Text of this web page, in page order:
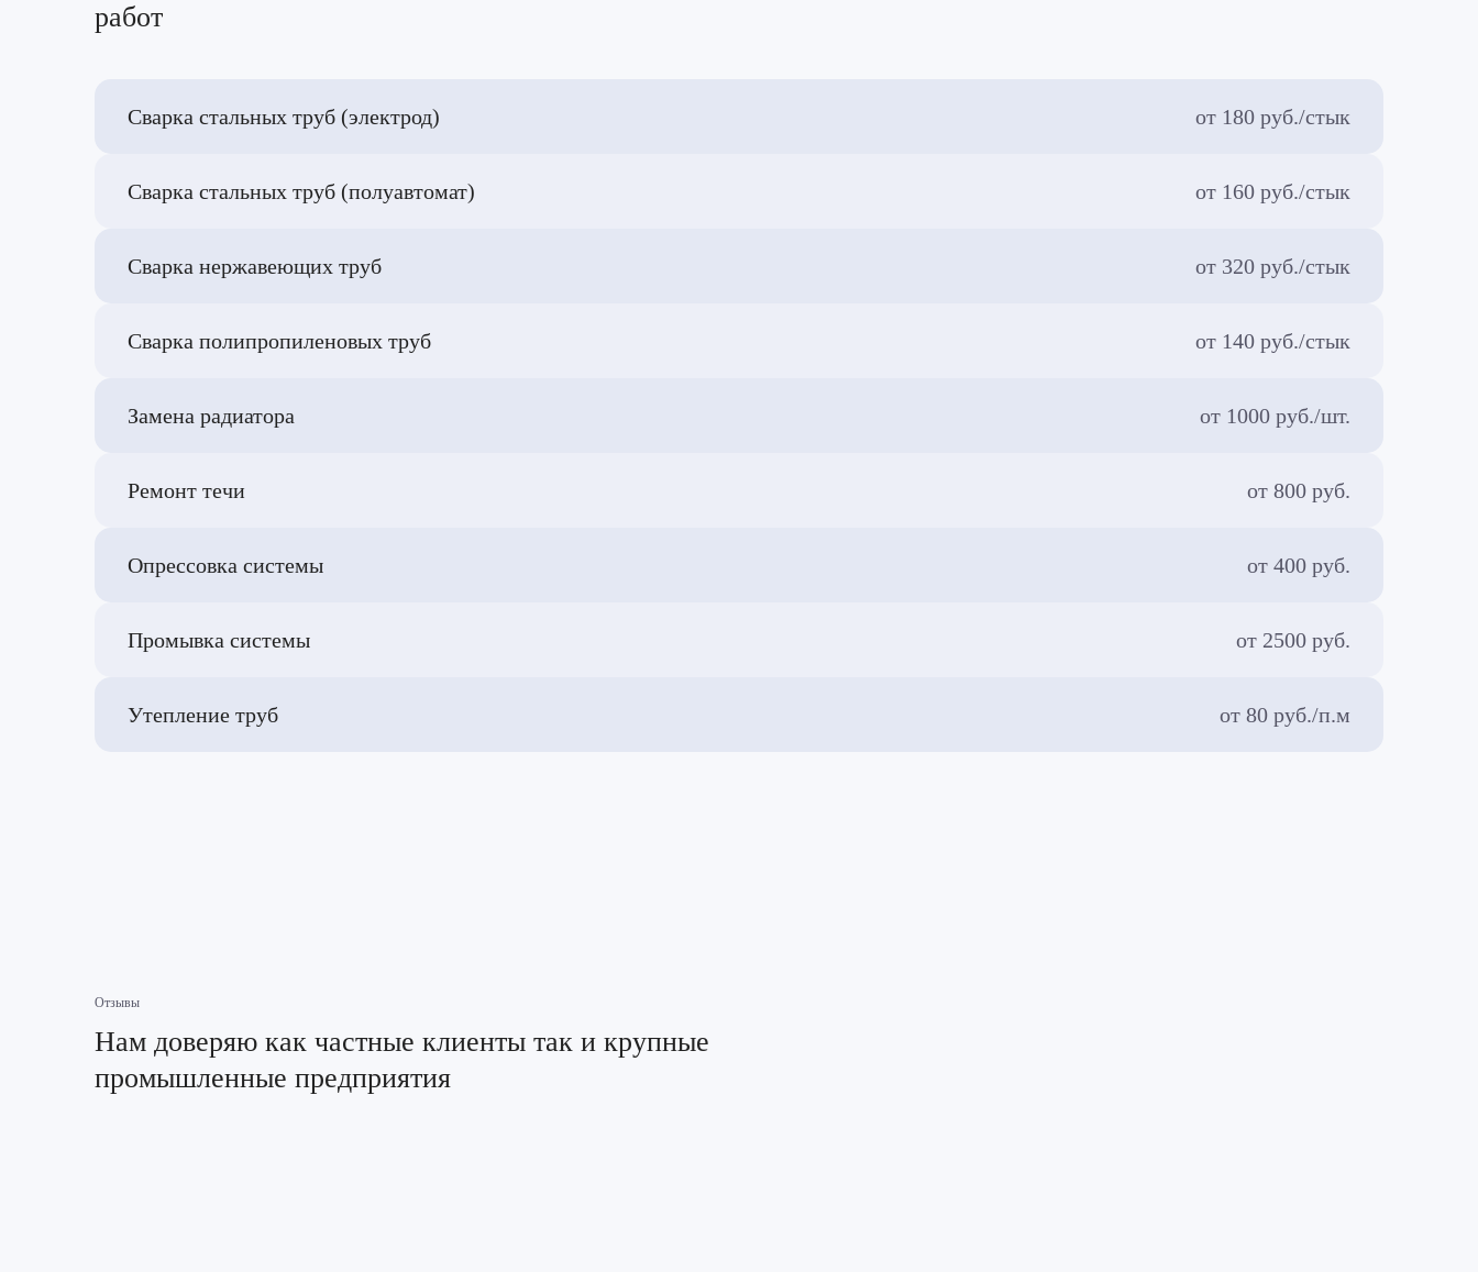
работ
Сварка стальных труб (электрод) от 180 руб./стык
Сварка стальных труб (полуавтомат) от 160 руб./стык
Сварка нержавеющих труб от 320 руб./стык
Сварка полипропиленовых труб от 140 руб./стык
Замена радиатора от 1000 руб./шт.
Ремонт течи от 800 руб.
Опрессовка системы от 400 руб.
Промывка системы от 2500 руб.
Утепление труб от 80 руб./п.м
Отзывы
Нам доверяю как частные клиенты так и крупные
промышленные предприятия